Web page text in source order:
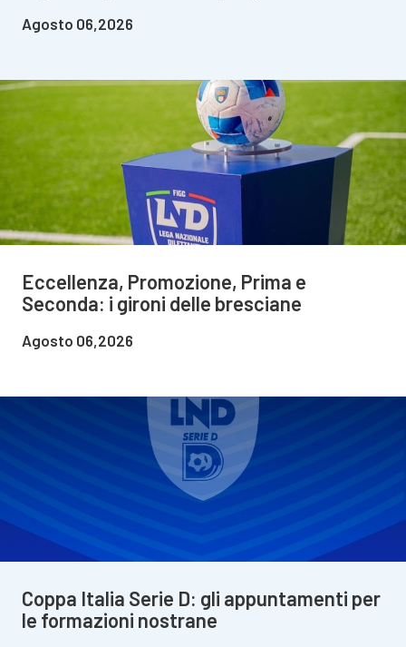
Agosto 06,2026
Eccellenza, Promozione, Prima e
Seconda: i gironi delle bresciane
Agosto 06,2026
Coppa Italia Serie D: gli appuntamenti per
le formazioni nostrane